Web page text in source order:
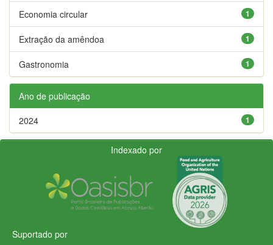
1
Economia circular
1
Extração da amêndoa
1
Gastronomia
Ano de publicação
1
2024
Indexado por
Suportado por